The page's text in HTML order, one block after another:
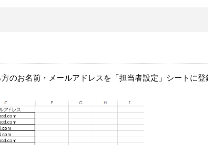
のお名前・メールアドレスを「担当者設定」シートに登